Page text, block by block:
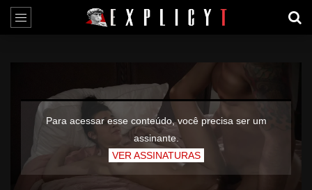
Para acessar esse conteúdo, você precisa ser um
assinante.
VER ASSINATURAS